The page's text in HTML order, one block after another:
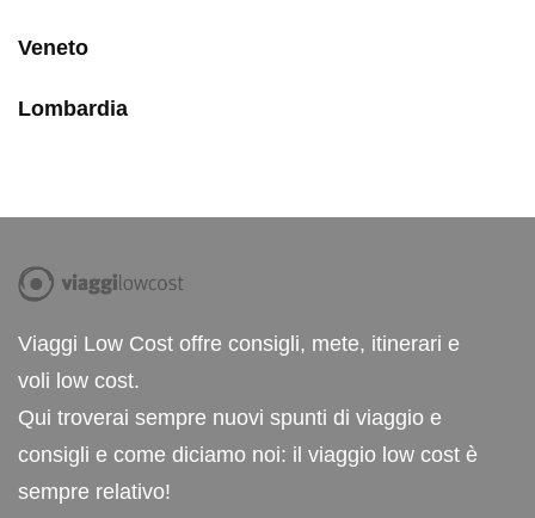
Veneto
Lombardia
Viaggi Low Cost offre consigli, mete, itinerari e
voli low cost.
Qui troverai sempre nuovi spunti di viaggio e
consigli e come diciamo noi: il viaggio low cost è
sempre relativo!